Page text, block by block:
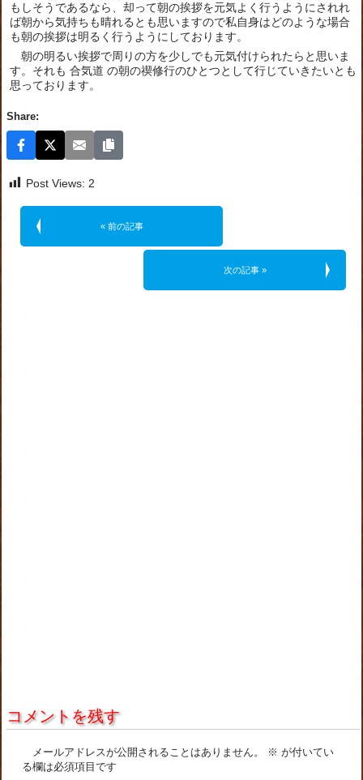
もしそうであるなら、却って朝の挨拶を元気よく行うようにされれ
ば朝から気持ちも晴れるとも思いますので私自身はどのような場合
も朝の挨拶は明るく行うようにしております。
朝の明るい挨拶で周りの方を少しでも元気付けられたらと思いま
す。それも 合気道 の朝の禊修行のひとつとして行じていきたいとも
思っております。
Share:
Post Views: 2
« 前の記事
次の記事 »
コメントを残す
メールアドレスが公開されることはありません。 ※ が付いてい
る欄は必須項目です